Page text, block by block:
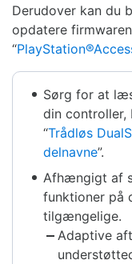
Derudover kan du
opdatere
“
Sørg for at
din controller,
“Trådløs
delnavne”.
Afhængigt af
funktioner på
tilgængelige.
Adaptive